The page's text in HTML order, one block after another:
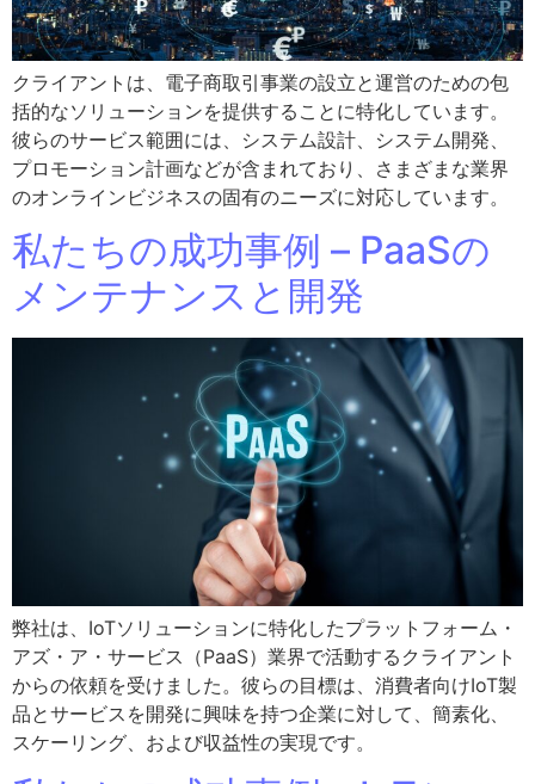
クライアントは、電子商取引事業の設立と運営のための包
括的なソリューションを提供することに特化しています。
彼らのサービス範囲には、システム設計、システム開発、
プロモーション計画などが含まれており、さまざまな業界
のオンラインビジネスの固有のニーズに対応しています。
私たちの成功事例 – PaaSの
メンテナンスと開発
弊社は、IoTソリューションに特化したプラットフォーム・
アズ・ア・サービス（PaaS）業界で活動するクライアント
からの依頼を受けました。彼らの目標は、消費者向けIoT製
品とサービスを開発に興味を持つ企業に対して、簡素化、
スケーリング、および収益性の実現です。